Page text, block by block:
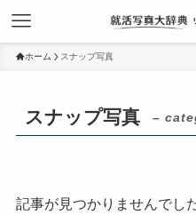
ホーム スナップ写真
スナップ写真 –
記事が見つかりませんでした